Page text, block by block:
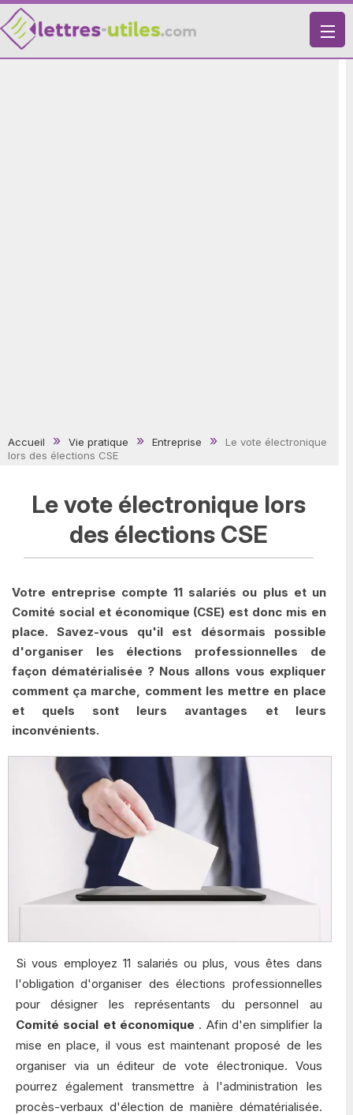
X
Accueil Vie pratique Entreprise
Le vote électronique
lors des élections CSE
Le vote électronique lors
des élections CSE
Votre entreprise compte 11 salariés ou plus et un
Comité social et économique (CSE) est donc mis en
place. Savez-vous qu'il est désormais possible
d'organiser les élections professionnelles de
façon dématérialisée ? Nous allons vous expliquer
comment ça marche, comment les mettre en place
et quels sont leurs avantages et leurs
inconvénients.
Si vous employez 11 salariés ou plus, vous êtes dans
l'obligation d'organiser des élections professionnelles
pour désigner les représentants du personnel au
Comité social et économique . Afin d'en simplifier la
mise en place, il vous est maintenant proposé de les
organiser via un éditeur de vote électronique. Vous
pourrez également transmettre à l'administration les
procès-verbaux d'élection de manière dématérialisée.